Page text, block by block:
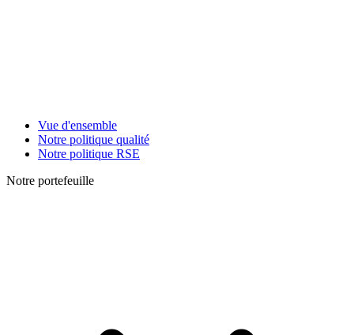
Vue d'ensemble
Notre politique qualité
Notre politique RSE
Notre portefeuille